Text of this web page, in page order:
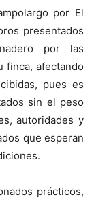
por El
presentados
por las
finca, afectando
pues es
sin el peso
autoridades y
que esperan
prácticos,